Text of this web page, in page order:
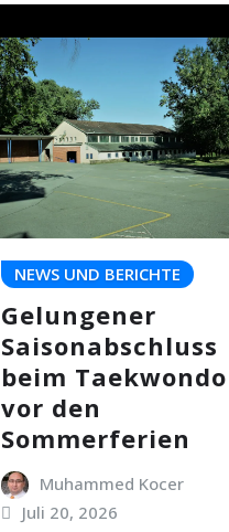
NEWS UND BERICHTE
Gelungener
Saisonabschluss
beim Taekwondo
vor den
Sommerferien
Muhammed Kocer
Juli 20, 2026